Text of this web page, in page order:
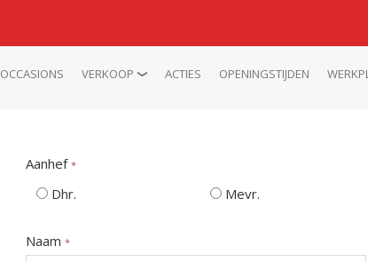
OCCASIONS VERKOOP ACTIES OPENINGSTIJDEN
Aanhef*
Dhr. Mevr.
Naam*